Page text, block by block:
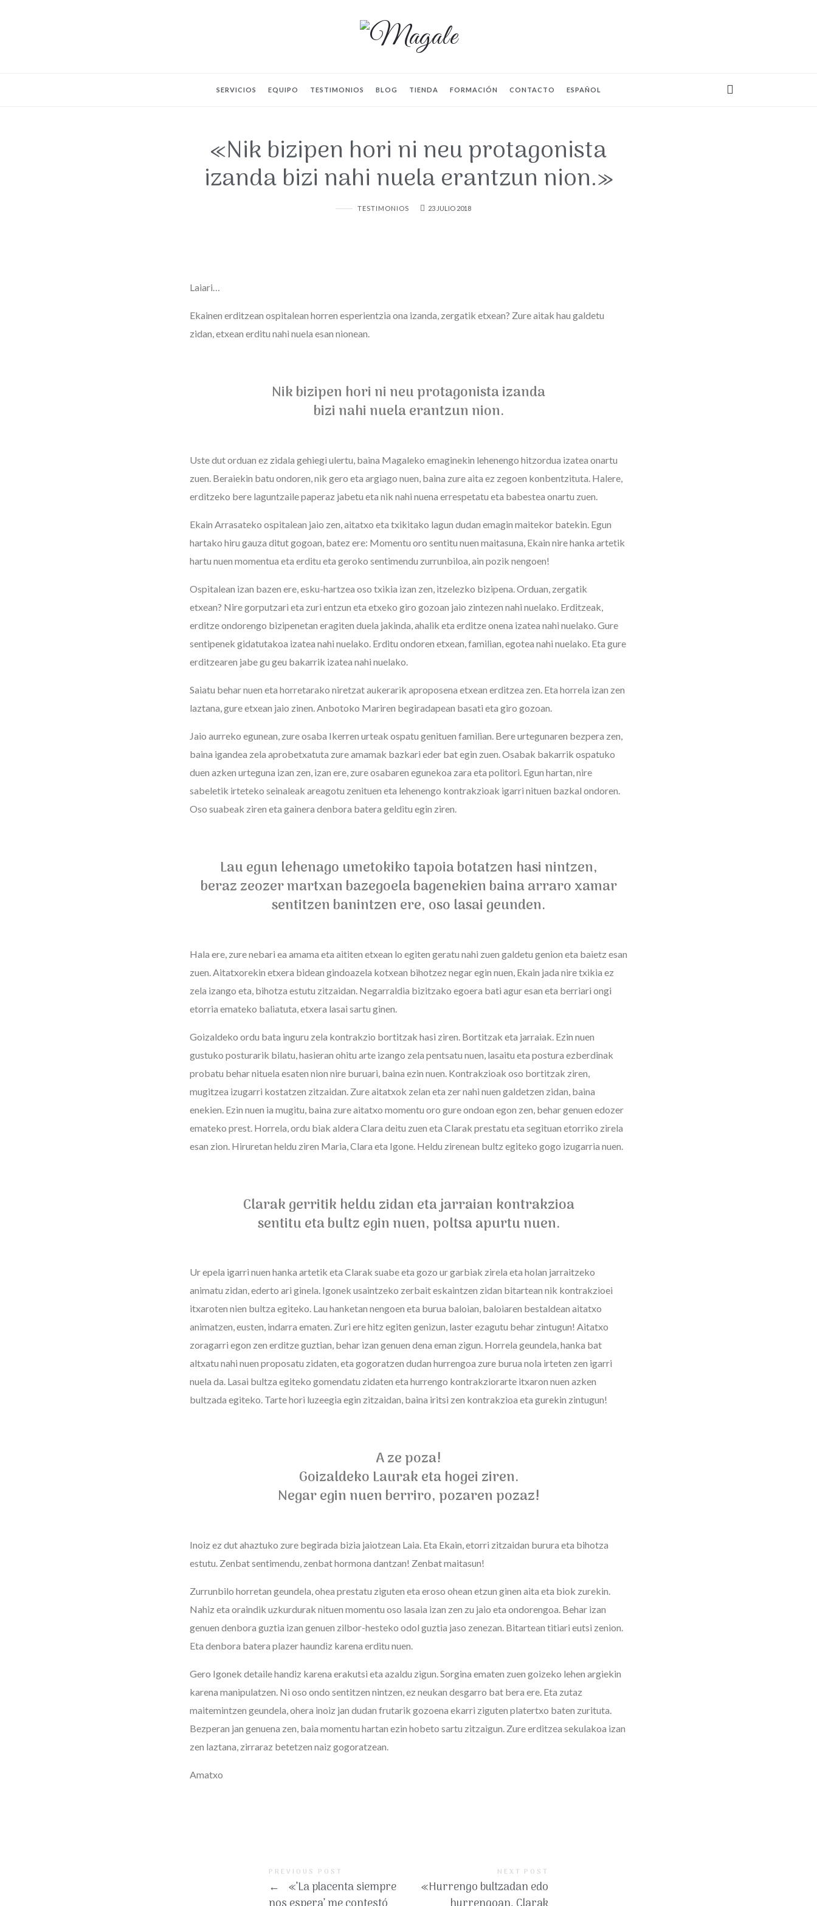
SERVICIOS EQUIPO TESTIMONIOS BLOG TIENDA FORMACIÓN CONTACTO ESPAÑOL
«Nik bizipen hori ni neu protagonista
izanda bizi nahi nuela erantzun nion.»
TESTIMONIOS 23 JULIO 2018
Laiari…
Ekainen erditzean ospitalean horren esperientzia ona izanda, zergatik etxean? Zure aitak hau galdetu
zidan, etxean erditu nahi nuela esan nionean.
Nik bizipen hori ni neu protagonista izanda
bizi nahi nuela erantzun nion.
Uste dut orduan ez zidala gehiegi ulertu, baina Magaleko emaginekin lehenengo hitzordua izatea onartu
zuen. Beraiekin batu ondoren, nik gero eta argiago nuen, baina zure aita ez zegoen konbentzituta. Halere,
erditzeko bere laguntzaile paperaz jabetu eta nik nahi nuena errespetatu eta babestea onartu zuen.
Ekain Arrasateko ospitalean jaio zen, aitatxo eta txikitako lagun dudan emagin maitekor batekin. Egun
hartako hiru gauza ditut gogoan, batez ere: Momentu oro sentitu nuen maitasuna, Ekain nire hanka artetik
hartu nuen momentua eta erditu eta geroko sentimendu zurrunbiloa, ain pozik nengoen!
Ospitalean izan bazen ere, esku-hartzea oso txikia izan zen, itzelezko bizipena. Orduan, zergatik
etxean? Nire gorputzari eta zuri entzun eta etxeko giro gozoan jaio zintezen nahi nuelako. Erditzeak,
erditze ondorengo bizipenetan eragiten duela jakinda, ahalik eta erditze onena izatea nahi nuelako. Gure
sentipenek gidatutakoa izatea nahi nuelako. Erditu ondoren etxean, familian, egotea nahi nuelako. Eta gure
erditzearen jabe gu geu bakarrik izatea nahi nuelako.
Saiatu behar nuen eta horretarako niretzat aukerarik aproposena etxean erditzea zen. Eta horrela izan zen
laztana, gure etxean jaio zinen. Anbotoko Mariren begiradapean basati eta giro gozoan.
Jaio aurreko egunean, zure osaba Ikerren urteak ospatu genituen familian. Bere urtegunaren bezpera zen,
baina igandea zela aprobetxatuta zure amamak bazkari eder bat egin zuen. Osabak bakarrik ospatuko
duen azken urteguna izan zen, izan ere, zure osabaren egunekoa zara eta politori. Egun hartan, nire
sabeletik irteteko seinaleak areagotu zenituen eta lehenengo kontrakzioak igarri nituen bazkal ondoren.
Oso suabeak ziren eta gainera denbora batera gelditu egin ziren.
Lau egun lehenago umetokiko tapoia botatzen hasi nintzen,
beraz zeozer martxan bazegoela bagenekien baina arraro xamar
sentitzen banintzen ere, oso lasai geunden.
Hala ere, zure nebari ea amama eta aititen etxean lo egiten geratu nahi zuen galdetu genion eta baietz esan
zuen. Aitatxorekin etxera bidean gindoazela kotxean bihotzez negar egin nuen, Ekain jada nire txikia ez
zela izango eta, bihotza estutu zitzaidan. Negarraldia bizitzako egoera bati agur esan eta berriari ongi
etorria emateko baliatuta, etxera lasai sartu ginen.
Goizaldeko ordu bata inguru zela kontrakzio bortitzak hasi ziren. Bortitzak eta jarraiak. Ezin nuen
gustuko posturarik bilatu, hasieran ohitu arte izango zela pentsatu nuen, lasaitu eta postura ezberdinak
probatu behar nituela esaten nion nire buruari, baina ezin nuen. Kontrakzioak oso bortitzak ziren,
mugitzea izugarri kostatzen zitzaidan. Zure aitatxok zelan eta zer nahi nuen galdetzen zidan, baina
enekien. Ezin nuen ia mugitu, baina zure aitatxo momentu oro gure ondoan egon zen, behar genuen edozer
emateko prest. Horrela, ordu biak aldera Clara deitu zuen eta Clarak prestatu eta segituan etorriko zirela
esan zion. Hiruretan heldu ziren Maria, Clara eta Igone. Heldu zirenean bultz egiteko gogo izugarria nuen.
Clarak gerritik heldu zidan eta jarraian kontrakzioa
sentitu eta bultz egin nuen, poltsa apurtu nuen.
Ur epela igarri nuen hanka artetik eta Clarak suabe eta gozo ur garbiak zirela eta holan jarraitzeko
animatu zidan, ederto ari ginela. Igonek usaintzeko zerbait eskaintzen zidan bitartean nik kontrakzioei
itxaroten nien bultza egiteko. Lau hanketan nengoen eta burua baloian, baloiaren bestaldean aitatxo
animatzen, eusten, indarra ematen. Zuri ere hitz egiten genizun, laster ezagutu behar zintugun! Aitatxo
zoragarri egon zen erditze guztian, behar izan genuen dena eman zigun. Horrela geundela, hanka bat
altxatu nahi nuen proposatu zidaten, eta gogoratzen dudan hurrengoa zure burua nola irteten zen igarri
nuela da. Lasai bultza egiteko gomendatu zidaten eta hurrengo kontrakziorarte itxaron nuen azken
bultzada egiteko. Tarte hori luzeegia egin zitzaidan, baina iritsi zen kontrakzioa eta gurekin zintugun!
A ze poza!
Goizaldeko Laurak eta hogei ziren.
Negar egin nuen berriro, pozaren pozaz!
Inoiz ez dut ahaztuko zure begirada bizia jaiotzean Laia. Eta Ekain, etorri zitzaidan burura eta bihotza
estutu. Zenbat sentimendu, zenbat hormona dantzan! Zenbat maitasun!
Zurrunbilo horretan geundela, ohea prestatu ziguten eta eroso ohean etzun ginen aita eta biok zurekin.
Nahiz eta oraindik uzkurdurak nituen momentu oso lasaia izan zen zu jaio eta ondorengoa. Behar izan
genuen denbora guztia izan genuen zilbor-hesteko odol guztia jaso zenezan. Bitartean titiari eutsi zenion.
Eta denbora batera plazer haundiz karena erditu nuen.
Gero Igonek detaile handiz karena erakutsi eta azaldu zigun. Sorgina ematen zuen goizeko lehen argiekin
karena manipulatzen. Ni oso ondo sentitzen nintzen, ez neukan desgarro bat bera ere. Eta zutaz
maitemintzen geundela, ohera inoiz jan dudan frutarik gozoena ekarri ziguten platertxo baten zurituta.
Bezperan jan genuena zen, baia momentu hartan ezin hobeto sartu zitzaigun. Zure erditzea sekulakoa izan
zen laztana, zirraraz betetzen naiz gogoratzean.
Amatxo
PREVIOUS POST
←
«’La placenta siempre
NEXT POST
«Hurrengo bultzadan edo